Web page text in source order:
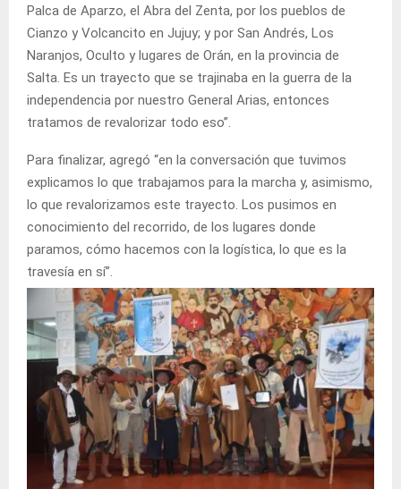
Palca de Aparzo, el Abra del Zenta, por los pueblos de
Cianzo y Volcancito en Jujuy; y por San Andrés, Los
Naranjos, Oculto y lugares de Orán, en la provincia de
Salta. Es un trayecto que se trajinaba en la guerra de la
independencia por nuestro General Arias, entonces
tratamos de revalorizar todo eso”.
Para finalizar, agregó “en la conversación que tuvimos
explicamos lo que trabajamos para la marcha y, asimismo,
lo que revalorizamos este trayecto. Los pusimos en
conocimiento del recorrido, de los lugares donde
paramos, cómo hacemos con la logística, lo que es la
travesía en sí”.